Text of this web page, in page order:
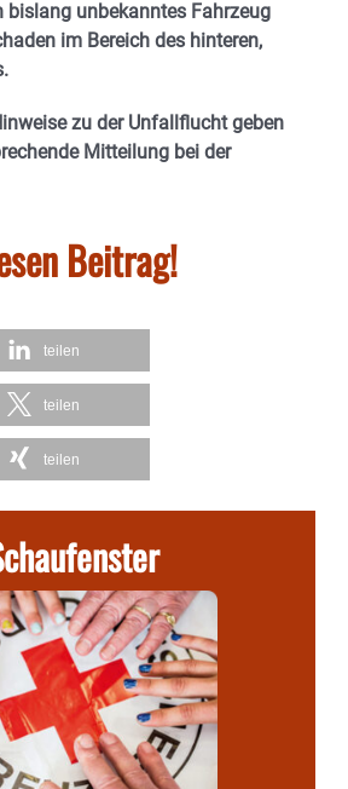
bislang unbekanntes Fahrzeug
im Bereich des hinteren,
zu der Unfallflucht geben
Mitteilung bei der
Beitrag!
teilen
teilen
teilen